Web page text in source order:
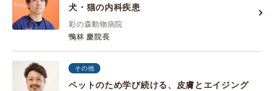
犬・猫の内科疾患
彩の森動物病院
鴨林 慶院長
その他
ペットのため学び続ける、皮膚とエイジング